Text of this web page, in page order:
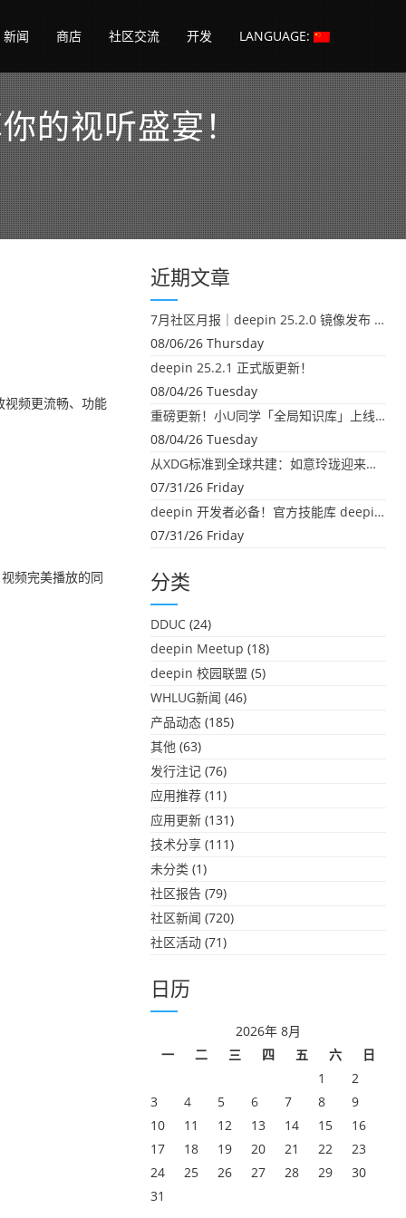
新闻 商店 社区交流 开发 LANGUAGE:
的视听盛宴！
视频更流畅、功能
频完美播放的同
近期文章
7月社区月报｜deepin 25.2.0 镜像发布 & 小U同学定时任务上线
08/06/26 Thursday
deepin 25.2.1 正式版更新！
08/04/26 Tuesday
重磅更新！小U同学「全局知识库」上线：你的本地文件，终于"活"起来了
08/04/26 Tuesday
从XDG标准到全球共建：如意玲珑迎来首个海外开源贡献
07/31/26 Friday
deepin 开发者必备！官方技能库 deepin-skills 正式开源
07/31/26 Friday
分类
DDUC (24)
deepin Meetup (18)
deepin 校园联盟 (5)
WHLUG新闻 (46)
产品动态 (185)
其他 (63)
发行注记 (76)
应用推荐 (11)
应用更新 (131)
技术分享 (111)
未分类 (1)
社区报告 (79)
社区新闻 (720)
社区活动 (71)
日历
2026年 8月
一
二 三 四 五 六
日
1
2
3
4 5 6 7 8
9
10
11 12 13 14 15
16
17
18 19 20 21 22
23
24
25 26 27 28 29
30
31